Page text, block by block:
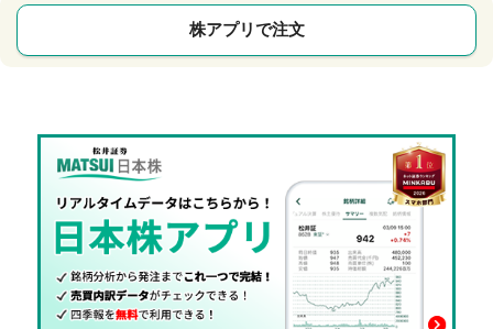
株アプリで注文